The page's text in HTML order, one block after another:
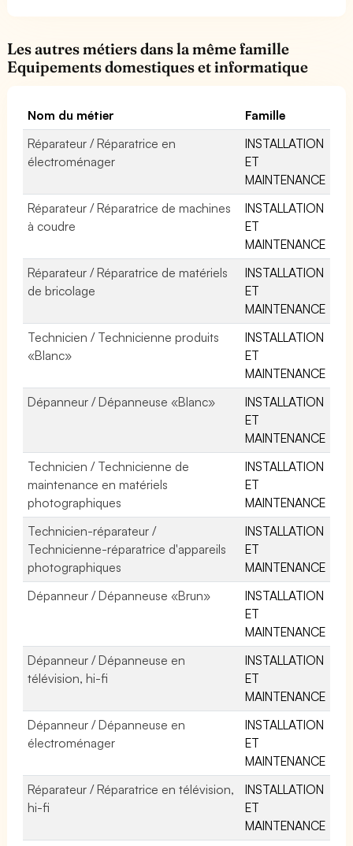
Les autres métiers dans la même famille
Equipements domestiques et informatique
Nom du métier
Famille
Réparateur / Réparatrice en
électroménager
INSTALLATION
ET
MAINTENANCE
Réparateur / Réparatrice de machines
à coudre
INSTALLATION
ET
MAINTENANCE
Réparateur / Réparatrice de matériels
de bricolage
INSTALLATION
ET
MAINTENANCE
Technicien / Technicienne produits
«Blanc»
INSTALLATION
ET
MAINTENANCE
Dépanneur / Dépanneuse «Blanc»
INSTALLATION
ET
MAINTENANCE
Technicien / Technicienne de
maintenance en matériels
photographiques
INSTALLATION
ET
MAINTENANCE
Technicien-réparateur /
Technicienne-réparatrice d'appareils
photographiques
INSTALLATION
ET
MAINTENANCE
Dépanneur / Dépanneuse «Brun»
INSTALLATION
ET
MAINTENANCE
Dépanneur / Dépanneuse en
télévision, hi-fi
INSTALLATION
ET
MAINTENANCE
Dépanneur / Dépanneuse en
électroménager
INSTALLATION
ET
MAINTENANCE
Réparateur / Réparatrice en télévision,
hi-fi
INSTALLATION
ET
MAINTENANCE